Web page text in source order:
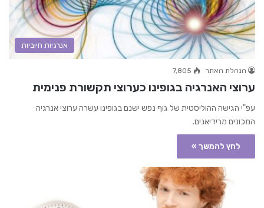
אנרגיות חיוביות
הנהלת האתר 7,805
ערוצי האנרגיה בגופינו כערוצי תקשורת פנימית
עפ"י הגישה ההוליסטית של גוף נפש ישנם בגופינו עשרה ערוצי אנרגיה
המכונים מרידיאנים.
לחץ להמשך »